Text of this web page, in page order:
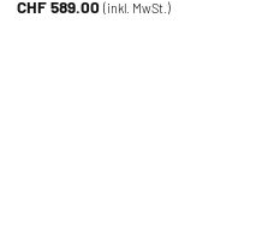
CHF589.00 (inkl. MwSt.)